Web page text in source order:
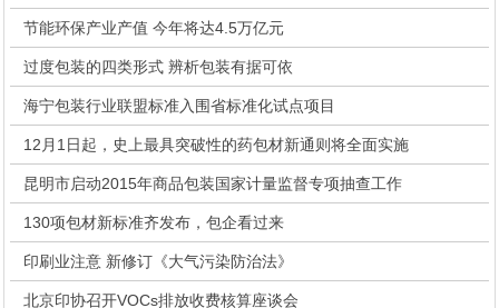
节能环保产业产值 今年将达4.5万亿元
过度包装的四类形式 辨析包装有据可依
海宁包装行业联盟标准入围省标准化试点项目
12月1日起，史上最具突破性的药包材新通则将全面实施
昆明市启动2015年商品包装国家计量监督专项抽查工作
130项包材新标准齐发布，包企看过来
印刷业注意 新修订《大气污染防治法》
北京印协召开VOCs排放收费核算座谈会